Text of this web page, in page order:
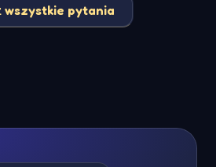
wszystkie pytania